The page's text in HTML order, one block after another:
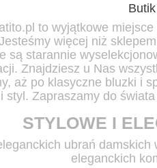
to wyjątkowe
więcej niż
są starannie
Znajdziesz u Nas
aż po klasyczne bluzki i
styl. Zapraszamy do
STYLOWE I
ubrań
eleganckich